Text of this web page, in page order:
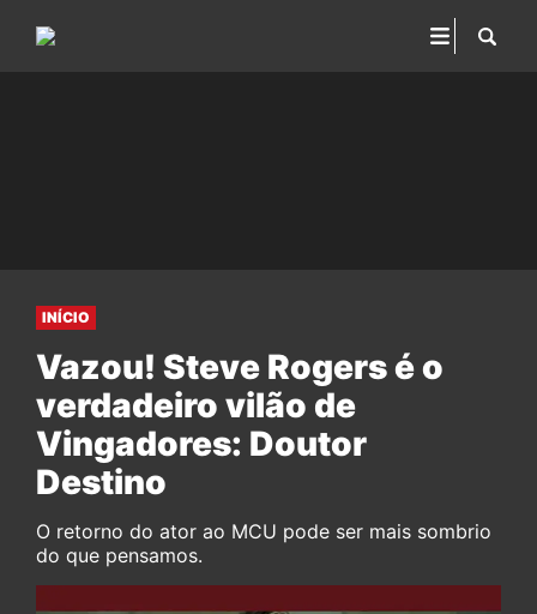
INÍCIO
Vazou! Steve Rogers é o
verdadeiro vilão de
Vingadores: Doutor
Destino
O retorno do ator ao MCU pode ser mais sombrio
do que pensamos.